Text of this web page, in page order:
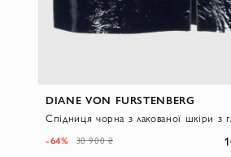
DIANE VON FURSTENBERG
-64% 30 900 ₴